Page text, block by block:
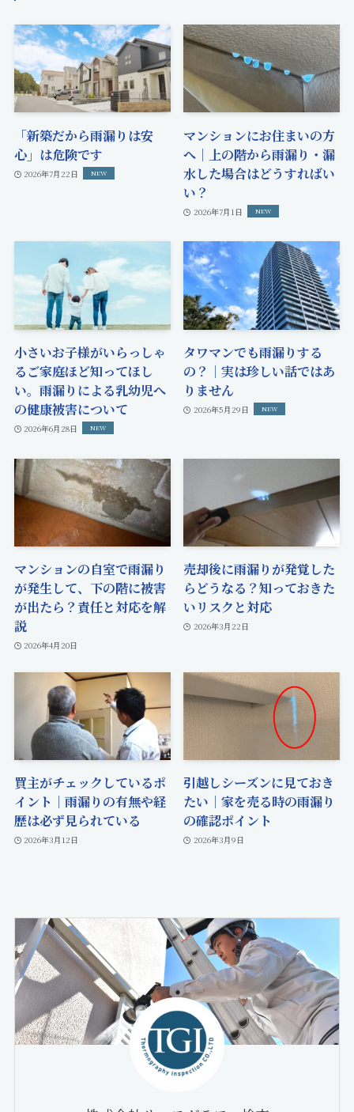
「新築だから雨漏りは安
心」は危険です
2026年7月22日
マンションにお住まいの方
へ｜上の階から雨漏り・漏
水した場合はどうすればい
い？
2026年7月1日
小さいお子様がいらっしゃ
るご家庭ほど知ってほし
い。雨漏りによる乳幼児へ
の健康被害について
2026年6月28日
タワマンでも雨漏りする
の？｜実は珍しい話ではあ
りません
2026年5月29日
マンションの自室で雨漏り
が発生して、下の階に被害
が出たら？責任と対応を解
説
2026年4月20日
売却後に雨漏りが発覚した
らどうなる？知っておきた
いリスクと対応
2026年3月22日
買主がチェックしているポ
イント｜雨漏りの有無や経
歴は必ず見られている
2026年3月12日
引越しシーズンに見ておき
たい｜家を売る時の雨漏り
の確認ポイント
2026年3月9日